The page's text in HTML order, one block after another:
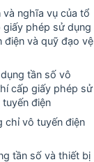
và nghĩa vụ của tổ
phép sử dụng
điện và quỹ đạo vệ
tần số vô
cấp giấy phép sử
điện
chỉ vô tuyến điện
tần số và thiết bị